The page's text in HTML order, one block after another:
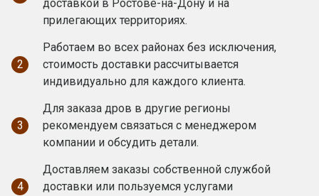
доставкой в Ростове-на-Дону и на
прилегающих территориях.
2
Работаем во всех районах без исключения,
стоимость доставки рассчитывается
индивидуально для каждого клиента.
3
Для заказа дров в другие регионы
рекомендуем связаться с менеджером
компании и обсудить детали.
4
Доставляем заказы собственной службой
доставки или пользуемся услугами